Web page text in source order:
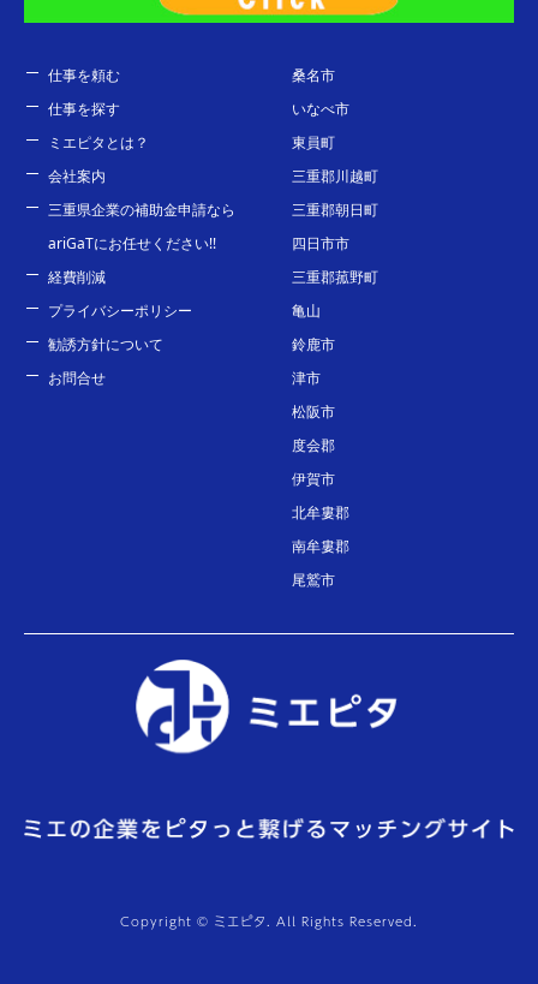
仕事を頼む
仕事を探す
ミエピタとは？
会社案内
三重県企業の補助金申請なら
ariGaTにお任せください!!
経費削減
プライバシーポリシー
勧誘方針について
お問合せ
桑名市
いなべ市
東員町
三重郡川越町
三重郡朝日町
四日市市
三重郡菰野町
亀山
鈴鹿市
津市
松阪市
度会郡
伊賀市
北牟婁郡
南牟婁郡
尾鷲市
Copyright © ミエピタ. All Rights Reserved.